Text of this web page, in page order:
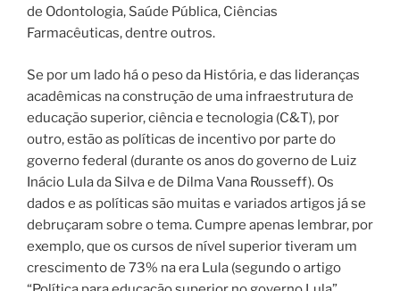
de Odontologia, Saúde Pública, Ciências
Farmacêuticas, dentre outros.
Se por um lado há o peso da História, e das lideranças
acadêmicas na construção de uma infraestrutura de
educação superior, ciência e tecnologia (C&T), por
outro, estão as políticas de incentivo por parte do
governo federal (durante os anos do governo de Luiz
Inácio Lula da Silva e de Dilma Vana Rousseff). Os
dados e as políticas são muitas e variados artigos já se
debruçaram sobre o tema. Cumpre apenas lembrar, por
exemplo, que os cursos de nível superior tiveram um
crescimento de 73% na era Lula (segundo o artigo